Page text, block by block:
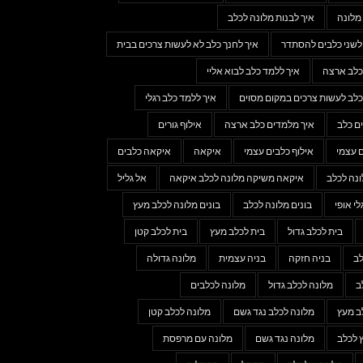
מלונה איך לבנות מלונה לכלב
לשני כלבים להסתדר איך לחנך כלב לא לעשות צרכים בבית
ארצה איך ללמד כלב לבוא אליי
לעשות צרכים במקום מסוים איך ללמד כלב רגלי
כלב איך מלמדים כלב ארצה אילוף גורים
עצמי אילוף כלבים עצמי איקאה איקאה כלבים
לכלב איקאה משיקה מלונה לכלב איקאה אל גליל
אופי בונים מלונה לכלב בונים מלונה לכלב מעץ
בית לכלב גדול בית לכלב מעץ בית לכלב קטן
בניה חזקה בניה עצמית מלונה גדולה
מלונה לכלב גדול מלונה לכלבים
מעץ מלונה לכלב נגד גשם מלונה לכלב קטן
לכלב מלונה נגד גשם מלונה עם מרפסת